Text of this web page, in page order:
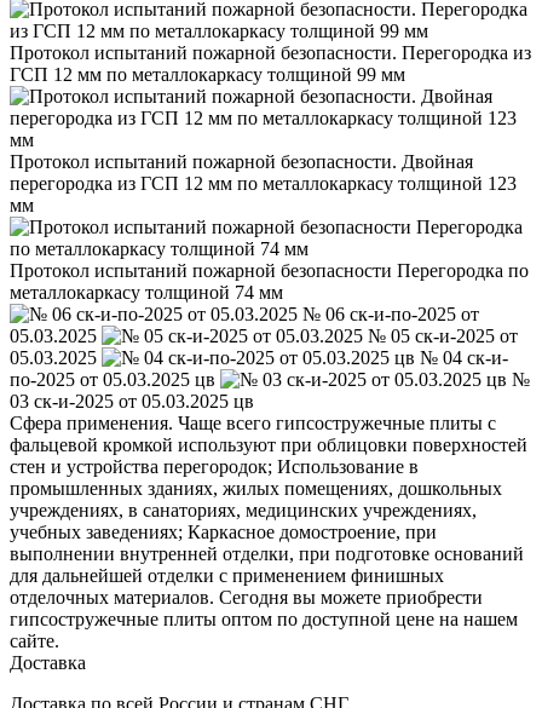
Протокол испытаний пожарной безопасности. Перегородка из
ГСП 12 мм по металлокаркасу толщиной 99 мм
Протокол испытаний пожарной безопасности. Двойная
перегородка из ГСП 12 мм по металлокаркасу толщиной 123
мм
Протокол испытаний пожарной безопасности Перегородка по
металлокаркасу толщиной 74 мм
№ 06 ск-и-по-2025 от
05.03.2025
№ 05 ск-и-2025 от
05.03.2025
№ 04 ск-и-
по-2025 от 05.03.2025 цв
№
03 ск-и-2025 от 05.03.2025 цв
Сфера применения. Чаще всего гипсостружечные плиты с
фальцевой кромкой используют при облицовки поверхностей
стен и устройства перегородок; Использование в
промышленных зданиях, жилых помещениях, дошкольных
учреждениях, в санаториях, медицинских учреждениях,
учебных заведениях; Каркасное домостроение, при
выполнении внутренней отделки, при подготовке оснований
для дальнейшей отделки с применением финишных
отделочных материалов. Сегодня вы можете приобрести
гипсостружечные плиты оптом по доступной цене на нашем
сайте.
Доставка